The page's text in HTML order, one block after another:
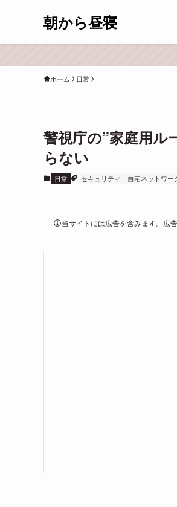
朝から昼寝
ホーム 日常
警視庁の”家庭用ル
らない
日常 セキュリティ 自宅ネットワー
当サイトには広告を含みます。広